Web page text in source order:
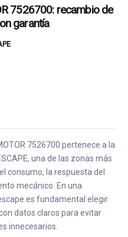
7526700: recambio de
garantía
7526700 pertenece a la
una de las zonas más
consumo, la respuesta del
mecánico. En una
es fundamental elegir
datos claros para evitar
innecesarios.